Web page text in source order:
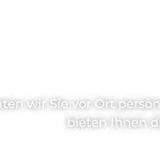
wir Sie vor Ort
bieten Ihnen